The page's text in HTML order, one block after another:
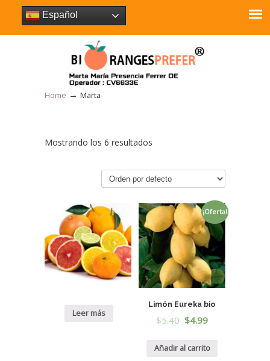
Home → Marta
Mostrando los 6 resultados
Leer más
¡Oferta!
Limón Eureka bio
$5.40 $4.99
Añadir al carrito
Español